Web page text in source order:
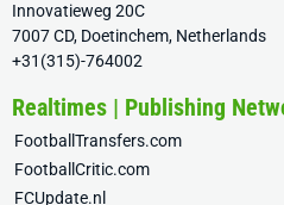
Innovatieweg 20C
7007 CD, Doetinchem, Netherlands
+31(315)-764002
Realtimes | Publishing
FootballTransfers.com
FootballCritic.com
FCUpdate.nl